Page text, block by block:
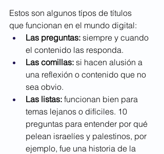
Estos son algunos típos de títulos
que funcionan en el mundo digital:
Las preguntas: siempre y cuando
el contenido las responda.
Las comillas: si hacen alusión a
una reflexión o contenido que no
sea obvio.
Las listas: funcionan bien para
temas lejanos o difíciles. 10
preguntas para entender por qué
pelean israelíes y palestinos, por
ejemplo, fue una historia de la